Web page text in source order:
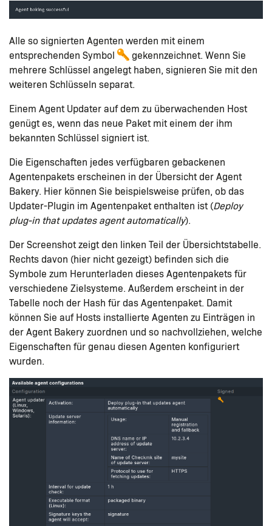
Alle so signierten Agenten werden mit einem
entsprechenden Symbol
gekennzeichnet. Wenn Sie
mehrere Schlüssel angelegt haben, signieren Sie mit den
weiteren Schlüsseln separat.
Einem Agent Updater auf dem zu überwachenden Host
genügt es, wenn das neue Paket mit einem der ihm
bekannten Schlüssel signiert ist.
Die Eigenschaften jedes verfügbaren gebackenen
Agentenpakets erscheinen in der Übersicht der Agent
Bakery. Hier können Sie beispielsweise prüfen, ob das
Updater-Plugin im Agentenpaket enthalten ist (Deploy
plug-in that updates agent automatically).
Der Screenshot zeigt den linken Teil der Übersichtstabelle.
Rechts davon (hier nicht gezeigt) befinden sich die
Symbole zum Herunterladen dieses Agentenpakets für
verschiedene Zielsysteme. Außerdem erscheint in der
Tabelle noch der Hash für das Agentenpaket. Damit
können Sie auf Hosts installierte Agenten zu Einträgen in
der Agent Bakery zuordnen und so nachvollziehen, welche
Eigenschaften für genau diesen Agenten konfiguriert
wurden.